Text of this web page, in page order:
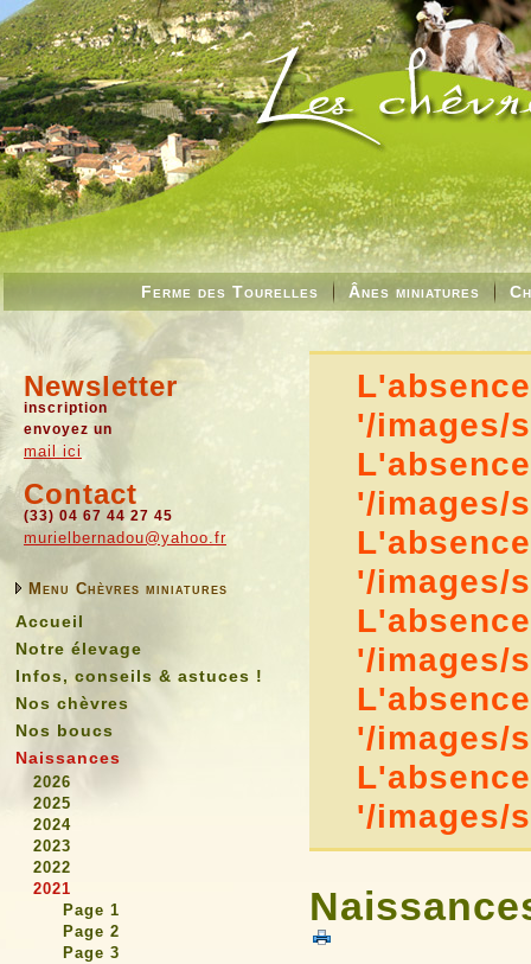
Ferme des Tourelles Ânes miniatures
Newsletter
inscription
envoyez un
mail ici
Contact
(33) 04 67 44 27 45
murielbernadou@yahoo.fr
Menu Chèvres miniatures
Accueil
Notre élevage
Infos, conseils & astuces !
Nos chèvres
Nos boucs
Naissances
2026
2025
2024
2023
2022
2021
Page 1
Page 2
Page 3
'/images/
'/images/
'/images/
'/images/
'/images/
'/images/